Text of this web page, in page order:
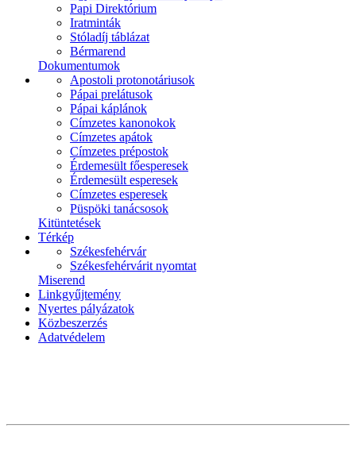
Papi Direktórium
Iratminták
Stóladíj táblázat
Bérmarend
Dokumentumok
Apostoli protonotáriusok
Pápai prelátusok
Pápai káplánok
Címzetes kanonokok
Címzetes apátok
Címzetes prépostok
Érdemesült főesperesek
Érdemesült esperesek
Címzetes esperesek
Püspöki tanácsosok
Kitüntetések
Térkép
Székesfehérvár
Székesfehérvárit nyomtat
Miserend
Linkgyűjtemény
Nyertes pályázatok
Közbeszerzés
Adatvédelem